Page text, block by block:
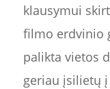
klausymui
filmo erdvinio
palikta vietos
geriau įsilietų